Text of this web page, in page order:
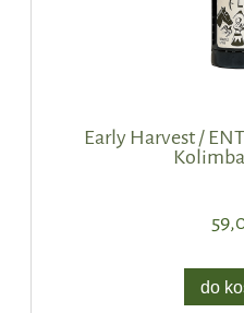
Early Harvest /
do